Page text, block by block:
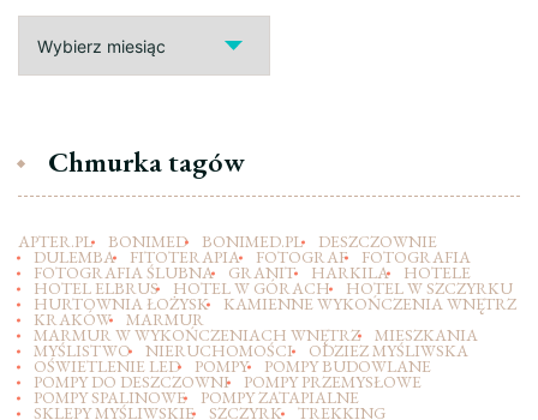
Chmurka tagów
APTER.PL BONIMED BONIMED.PL DESZCZOWNIE
DULEMBA FITOTERAPIA FOTOGRAF FOTOGRAFIA
FOTOGRAFIA ŚLUBNA GRANIT HARKILA HOTELE
HOTEL ELBRUS HOTEL W GÓRACH HOTEL W SZCZYRKU
HURTOWNIA ŁOŻYSK KAMIENNE WYKOŃCZENIA WNĘTRZ
KRAKÓW MARMUR
MARMUR W WYKOŃCZENIACH WNĘTRZ MIESZKANIA
MYŚLISTWO NIERUCHOMOŚCI ODZIEZ MYŚLIWSKA
OŚWIETLENIE LED POMPY POMPY BUDOWLANE
POMPY DO DESZCZOWNI POMPY PRZEMYSŁOWE
POMPY SPALINOWE POMPY ZATAPIALNE
SKLEPY MYŚLIWSKIE SZCZYRK TREKKING